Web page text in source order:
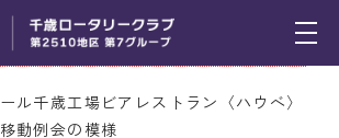
日 第1972号
ル千歳工場ビアレストラン〈ハウベ〉
動例会の模様